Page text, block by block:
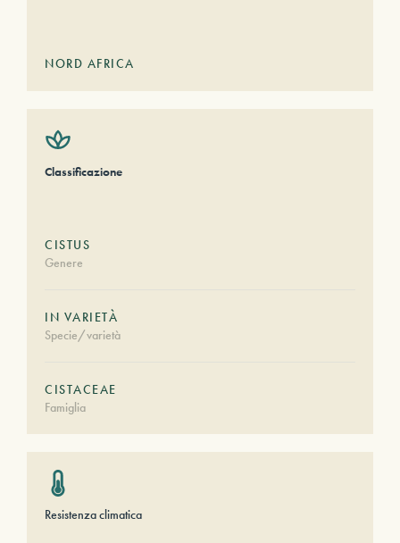
NORD AFRICA
Classificazione
CISTUS
Genere
IN VARIETÀ
Specie/varietà
CISTACEAE
Famiglia
Resistenza climatica